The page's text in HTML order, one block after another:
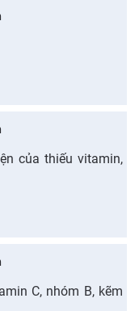
của thiếu vitamin,
C, nhóm B, kẽm